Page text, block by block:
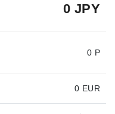
0 JPY
0 P
0 EUR